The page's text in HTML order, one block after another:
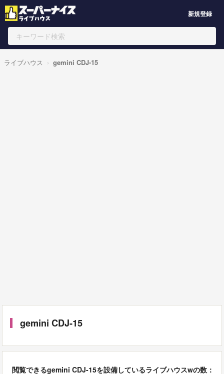
新規登録
ライブハウス gemini CDJ-15
gemini CDJ-15
閲覧できるgemini CDJ-15を設備しているライブハウスwの数：